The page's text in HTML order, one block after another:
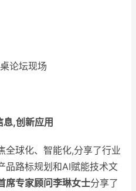
论坛现场
息,创新应用
全球化、智能化,分享了行业
品路标规划和AI赋能技术文
席专家顾问李琳女士分享了